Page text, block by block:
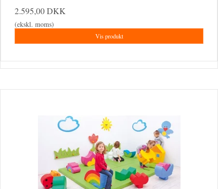
2.595,00 DKK
(ekskl. moms)
Vis produkt